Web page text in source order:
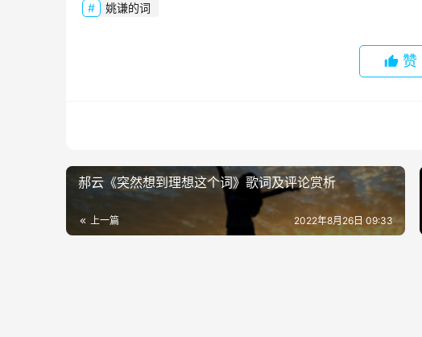
姚谦的词
赞
郝云《突然想到理想这个词》歌词及评论赏析
上一篇 2022年8月26日 09:33